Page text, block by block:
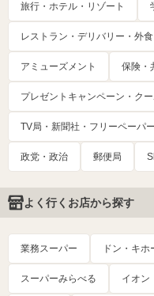
旅行・ホテル・リゾート
レストラン・デリバリー・外食
アミューズメント 保険・
プレゼントキャンペーン・ク
TV局・新聞社・フリーペーパ
政党・政治 郵便局
よく行くお店から探す
業務スーパー ドン・キホ
スーパーみらべる イオン